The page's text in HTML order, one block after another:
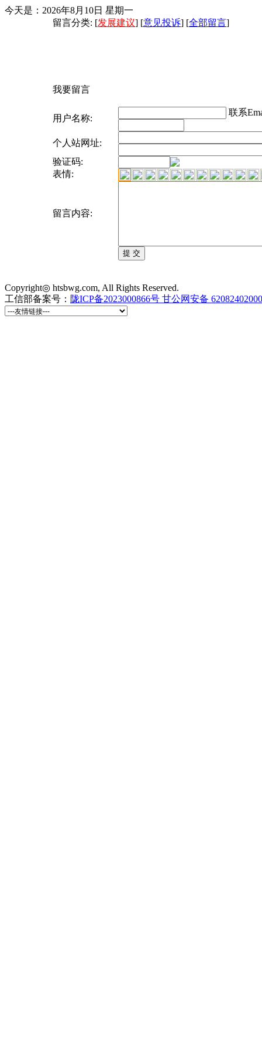
今天是：2026年8月10日 星期一
留言分类: [发展建议] [意见投诉] [全部留言]
我要留言
用户名称:
联系
个人站网址:
验证码:
表情:
留言内容:
Copyright◎ htsbwg.com, All Rights Reserved.
工信部备案号： 陇ICP备2023000866号 甘公网安备